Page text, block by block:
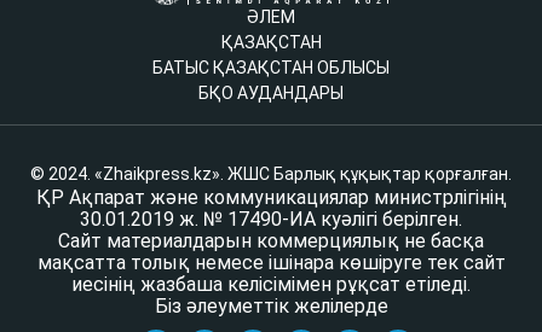
ӘЛЕМ
ҚАЗАҚСТАН
БАТЫС ҚАЗАҚСТАН ОБЛЫСЫ
БҚО АУДАНДАРЫ
© 2024. «Zhaikpress.kz». ЖШС Барлық құқықтар қорғалған.
ҚР Ақпарат және коммуникациялар министрлігінің
30.01.2019 ж. № 17490-ИА куәлігі берілген.
Сайт материалдарын коммерциялық не басқа
мақсатта толық немесе ішінара көшіруге тек сайт
иесінің жазбаша келісімімен рұқсат етіледі.
Біз әлеуметтік желілерде